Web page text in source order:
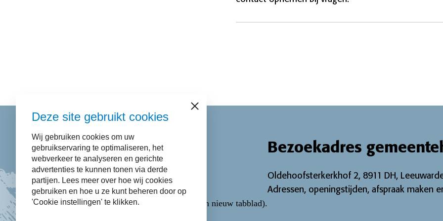
Contact
14 058
E-mail via hetContactformulier
WhatsApp via06-43365223 (opent in nieuw tabblad).
Bezoekadres
Oldehoofsterkerkhof 2, 8911 DH,
Adressen, openingstijden, afspraak maken
Deze site gebruikt cookies
Wij gebruiken cookies om uw
gebruikservaring te optimaliseren, het
webverkeer te analyseren en gerichte
advertenties te kunnen tonen via derde
partijen. Lees meer over hoe wij cookies
gebruiken en hoe u ze kunt beheren door op
'Cookie instellingen' te klikken.
Sluiten